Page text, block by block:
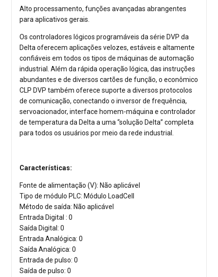
Alto processamento, funções avançadas abrangentes
para aplicativos gerais.
Os controladores lógicos programáveis da série DVP da
Delta oferecem aplicações velozes, estáveis e altamente
confiáveis em todos os tipos de máquinas de automação
industrial. Além da rápida operação lógica, das instruções
abundantes e de diversos cartões de função, o econômico
CLP DVP também oferece suporte a diversos protocolos
de comunicação, conectando o inversor de frequência,
servoacionador, interface homem-máquina e controlador
de temperatura da Delta a uma “solução Delta” completa
para todos os usuários por meio da rede industrial.
Características:
Fonte de alimentação (V): Não aplicável
Tipo de módulo PLC: Módulo LoadCell
Método de saída: Não aplicável
Entrada Digital : 0
Saída Digital: 0
Entrada Analógica: 0
Saída Analógica: 0
Entrada de pulso: 0
Saída de pulso: 0